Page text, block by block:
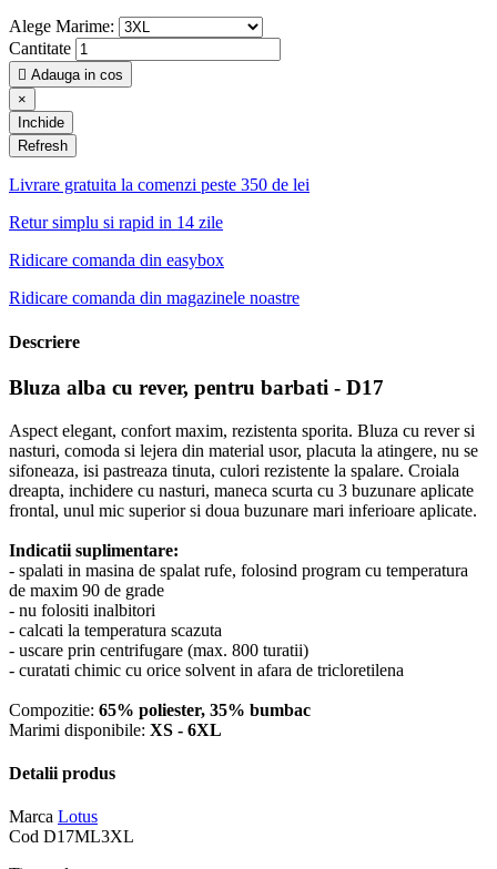
Alege Marime:
Cantitate
 Adauga in cos
×
Inchide
Livrare gratuita la comenzi peste 350 de lei
Retur simplu si rapid in 14 zile
Ridicare comanda din easybox
Ridicare comanda din magazinele noastre
Descriere
Bluza alba cu rever, pentru barbati - D17
Aspect elegant, confort maxim, rezistenta sporita. Bluza cu rever si
nasturi, comoda si lejera din material usor, placuta la atingere, nu se
sifoneaza, isi pastreaza tinuta, culori rezistente la spalare. Croiala
dreapta, inchidere cu nasturi, maneca scurta cu 3 buzunare aplicate
frontal, unul mic superior si doua buzunare mari inferioare aplicate.
Indicatii suplimentare:
- spalati in masina de spalat rufe, folosind program cu temperatura
de maxim 90 de grade
- nu folositi inalbitori
- calcati la temperatura scazuta
- uscare prin centrifugare (max. 800 turatii)
- curatati chimic cu orice solvent in afara de tricloretilena
Compozitie: 65% poliester, 35% bumbac
Marimi disponibile: XS - 6XL
Detalii produs
Marca Lotus
Cod D17ML3XL